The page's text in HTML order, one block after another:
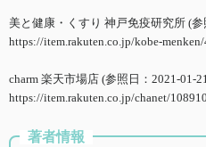
美と健康・くすり 神戸免疫研究所 (
https://item.rakuten.co.jp/kobe-
charm 楽天市場店 (参照日：2021-01-
https://item.rakuten.co.jp/chanet/
著者情報